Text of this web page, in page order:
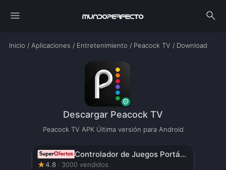
menu search
Inicio / Aplicaciones / Entretenimiento / Peacock TV / Download
Descargar Peacock TV
Peacock TV APK Última versión para Android
Controlador de Juegos Portátil Original con Pantalla HD de 3.5 Pulgadas, Batería Recargable – Regalo de Navidad Perfecto para Gamers
★4.8
3000 vendidos